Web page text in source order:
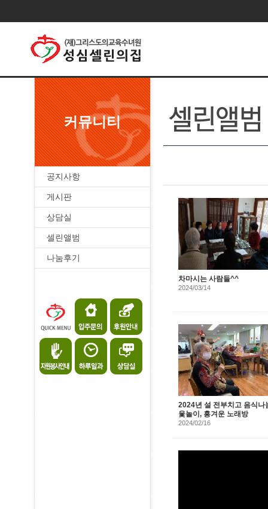
커뮤니티
공지사항
게시판
상담실
셀린앨범
나눔후기
차마시는 사람들^^
2024/03/14
2024년 설 전부치고 음식나
윷놀이, 흥겨운 노래방
2024/02/16